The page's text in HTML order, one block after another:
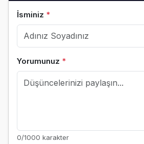
İsminiz *
Yorumunuz *
0/1000 karakter